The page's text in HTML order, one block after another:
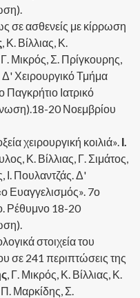
σε ασθενείς με κίρρωση
, Κ. Βίλλιας, Κ.
Μικρός, Σ. Πρίγκουρης,
Δ' Χειρουργικό Τμήμα
Ιατρικό
20 Νοεμβρίου
χειρουργική κοιλιά». Ι.
Κ. Βίλλιας, Γ. Σιμάτος,
Ι. Πουλαντζάς. Δ'
Ευαγγελισμός». 7ο
Ρέθυμνο 18-20
στοιχεία του
σε 241 περιπτώσεις της
, Γ. Μικρός, Κ. Βίλλιας, Κ.
Μαρκίδης, Σ.